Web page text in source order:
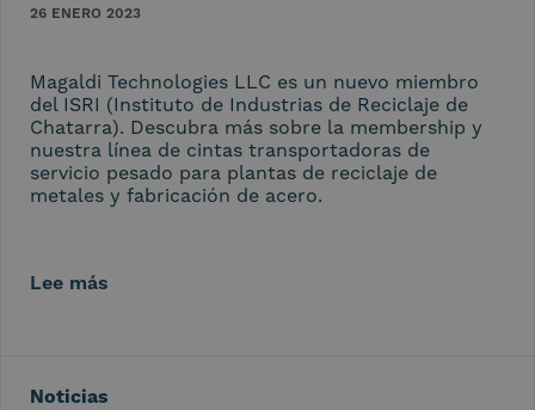
26 ENERO 2023
Magaldi Technologies LLC es un nuevo miembro
del ISRI (Instituto de Industrias de Reciclaje de
Chatarra). Descubra más sobre la membership y
nuestra línea de cintas transportadoras de
servicio pesado para plantas de reciclaje de
metales y fabricación de acero.
Lee más
Noticias